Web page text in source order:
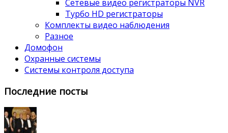
Сетевые видео регистраторы NVR
Турбо HD регистраторы
Комплекты видео наблюдения
Разное
Домофон
Охранные системы
Системы контроля доступа
Последние посты